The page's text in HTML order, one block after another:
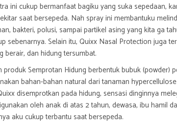
ini cukup bermanfaat bagiku yang suka sepedaan,
saat bersepeda. Nah spray ini membantuku
bakteri, polusi, sampai partikel asing yang kita ga
sebenarnya. Selain itu, Quixx Nasal Protection juga
berair, dan hidung tersumbat.
Semprotan Hidung berbentuk bubuk (powder)
bahan-bahan natural dari tanaman
disemprotkan pada hidung, sensasi dinginnya
oleh anak di atas 2 tahun, dewasa, ibu hamil
aku cukup terbantu saat bersepeda.